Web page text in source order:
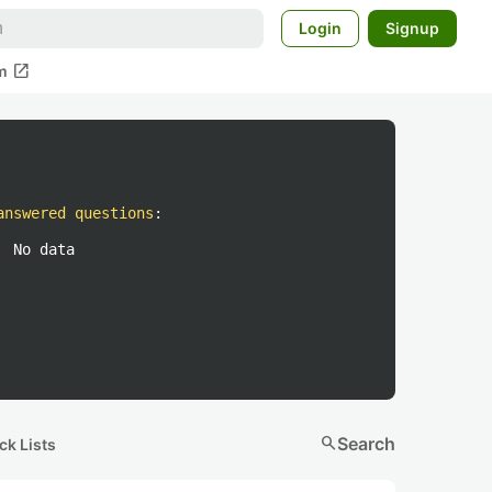
Login Signup
open_in_new
questions :
No data
Lists searchSearch